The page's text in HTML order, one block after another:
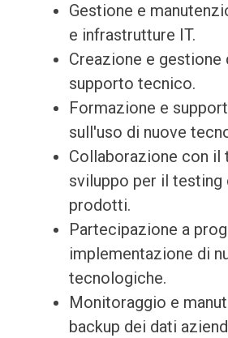
Gestione e
e infrastrutture IT.
Creazione e
supporto tecnico.
Formazione e
sull'uso di nuove
Collaborazione con il
sviluppo per il testing
prodotti.
Partecipazione a
implementazione di
tecnologiche.
Monitoraggio e
backup dei dati